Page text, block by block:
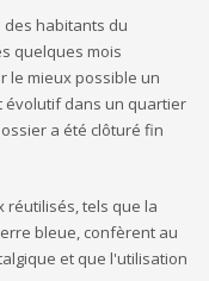
habitants du
quelques mois
le mieux possible un
évolutif dans un quartier
a été clôturé fin
réutilisés, tels que la
bleue, confèrent au
et que l'utilisation